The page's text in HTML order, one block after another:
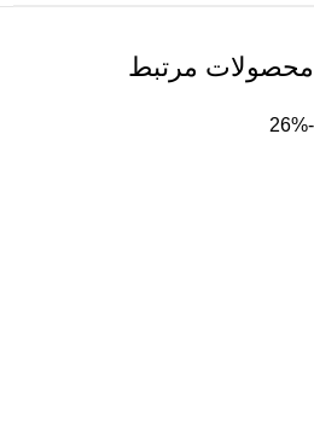
محصولات مرتبط
-26%